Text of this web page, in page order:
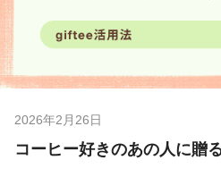
2026年2月26日
コーヒー好きのあの人に贈